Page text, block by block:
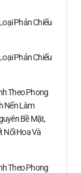
Phản Chiếu
Phản Chiếu
Theo Phong
Nến Làm
Bề Mặt,
Nối Hoa Và
Theo Phong